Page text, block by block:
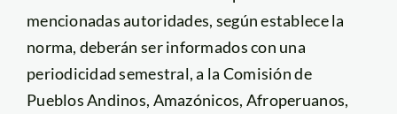
mencionadas autoridades, según establece la
norma, deberán ser informados con una
periodicidad semestral, a la Comisión de
Pueblos Andinos, Amazónicos, Afroperuanos,